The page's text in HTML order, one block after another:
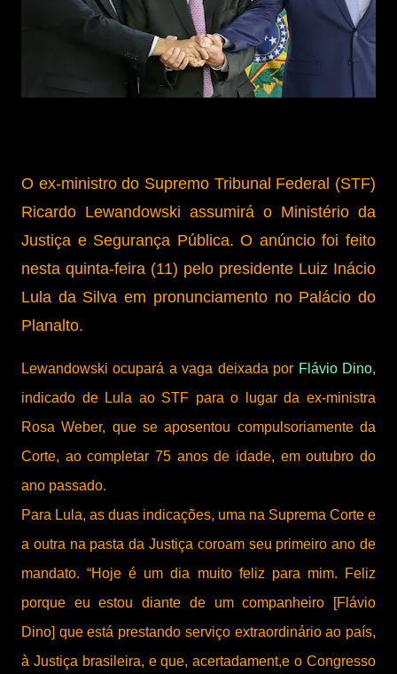
O ex-ministro do Supremo Tribunal Federal (STF)
Ricardo Lewandowski assumirá o Ministério da
Justiça e Segurança Pública. O anúncio foi feito
nesta quinta-feira (11) pelo presidente Luiz Inácio
Lula da Silva em pronunciamento no Palácio do
Planalto.
Lewandowski ocupará a vaga deixada por Flávio Dino,
indicado de Lula ao STF para o lugar da ex-ministra
Rosa Weber, que se aposentou compulsoriamente da
Corte, ao completar 75 anos de idade, em outubro do
ano passado.
Para Lula, as duas indicações, uma na Suprema Corte e
a outra na pasta da Justiça coroam seu primeiro ano de
mandato. “Hoje é um dia muito feliz para mim. Feliz
porque eu estou diante de um companheiro [Flávio
Dino] que está prestando serviço extraordinário ao país,
à Justiça brasileira, e que, acertadament,e o Congresso